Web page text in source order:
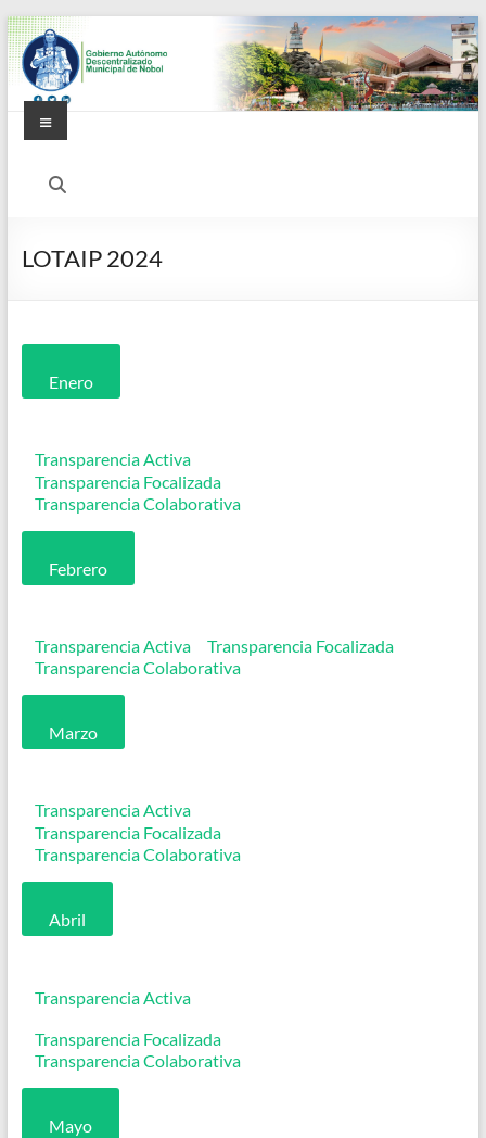
LOTAIP 2024
Enero
Transparencia Activa
Transparencia Focalizada
Transparencia Colaborativa
Febrero
Transparencia Activa
Transparencia Focalizada
Transparencia Colaborativa
Marzo
Transparencia Activa
Transparencia Focalizada
Transparencia Colaborativa
Abril
Transparencia Activa
Transparencia Focalizada
Transparencia Colaborativa
Mayo